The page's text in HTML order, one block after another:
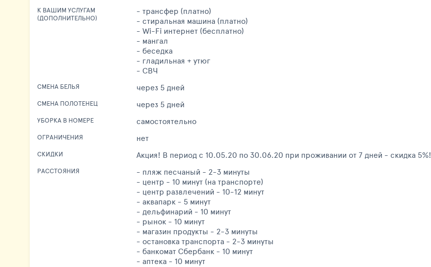
К ВАШИМ УСЛУГАМ
(ДОПОЛНИТЕЛЬНО)
- трансфер (платно)
- стиральная машина (платно)
- Wi-Fi интернет (бесплатно)
- мангал
- беседка
- гладильная + утюг
- СВЧ
СМЕНА БЕЛЬЯ через 5 дней
СМЕНА ПОЛОТЕНЕЦ через 5 дней
УБОРКА В НОМЕРЕ самостоятельно
ОГРАНИЧЕНИЯ нет
СКИДКИ Акция! В период с 10.05.20 по 30.06.20 при проживании от 7 дней - скидка 5%!
РАССТОЯНИЯ
- пляж песчаный - 2-3 минуты
- центр - 10 минут (на транспорте)
- центр развлечений - 10-12 минут
- аквапарк - 5 минут
- дельфинарий - 10 минут
- рынок - 10 минут
- магазин продукты - 2-3 минуты
- остановка транспорта - 2-3 минуты
- банкомат Сбербанк - 10 минут
- аптека - 10 минут